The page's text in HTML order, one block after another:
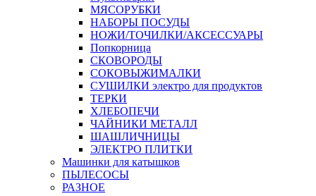
МЯСОРУБКИ
НАБОРЫ ПОСУДЫ
НОЖИ/ТОЧИЛКИ/АКСЕССУАРЫ
Попкорница
СКОВОРОДЫ
СОКОВЫЖИМАЛКИ
СУШИЛКИ электро для продуктов
ТЕРКИ
ХЛЕБОПЕЧИ
ЧАЙНИКИ МЕТАЛЛ
ШАШЛИЧНИЦЫ
ЭЛЕКТРО ПЛИТКИ
Машинки для катышков
ПЫЛЕСОСЫ
РАЗНОЕ